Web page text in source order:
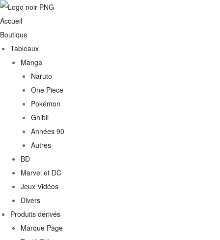
Accueil
Boutique
Tableaux
Manga
Naruto
One Piece
Pokémon
Ghibli
Années 90
Autres
BD
Marvel et DC
Jeux Vidéos
Divers
Produits dérivés
Marque Page